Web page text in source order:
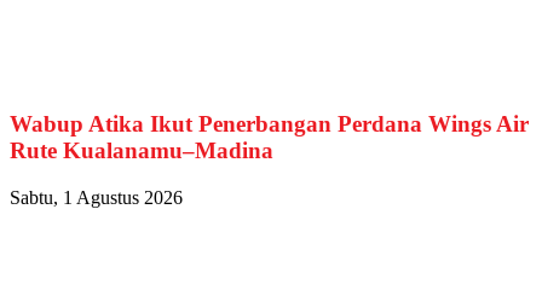
Wabup Atika Ikut Penerbangan Perdana Wings Air
Rute Kualanamu–Madina
Sabtu, 1 Agustus 2026